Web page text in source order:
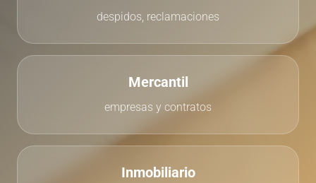
despidos, reclamaciones
Mercantil
empresas y contratos
Inmobiliario